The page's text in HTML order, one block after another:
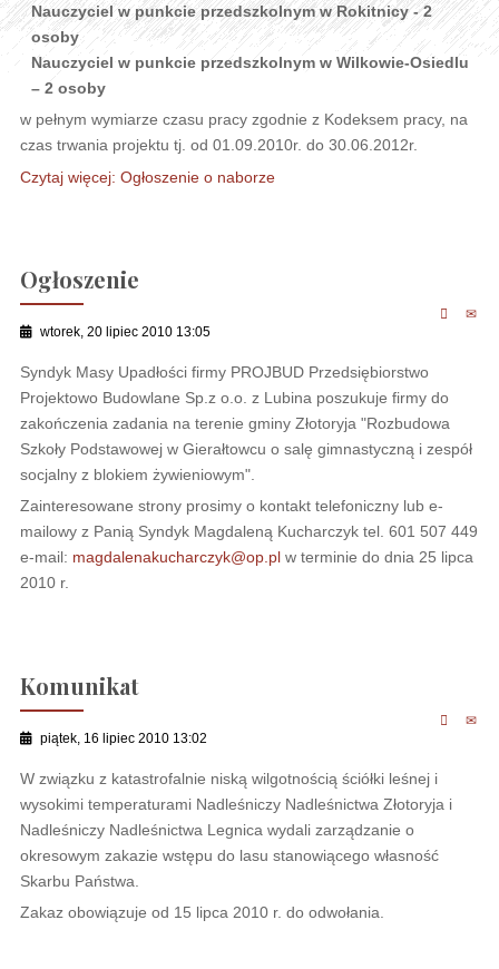
Nauczyciel w punkcie przedszkolnym w Rokitnicy - 2
osoby
Nauczyciel w punkcie przedszkolnym w Wilkowie-Osiedlu
– 2 osoby
w pełnym wymiarze czasu pracy zgodnie z Kodeksem pracy, na
czas trwania projektu tj. od 01.09.2010r. do 30.06.2012r.
Czytaj więcej: Ogłoszenie o naborze
Ogłoszenie
wtorek, 20 lipiec 2010 13:05
Syndyk Masy Upadłości firmy PROJBUD Przedsiębiorstwo
Projektowo Budowlane Sp.z o.o. z Lubina poszukuje firmy do
zakończenia zadania na terenie gminy Złotoryja "Rozbudowa
Szkoły Podstawowej w Gierałtowcu o salę gimnastyczną i zespół
socjalny z blokiem żywieniowym".
Zainteresowane strony prosimy o kontakt telefoniczny lub e-
mailowy z Panią Syndyk Magdaleną Kucharczyk tel. 601 507 449
e-mail: magdalenakucharczyk@op.plw terminie do dnia 25 lipca
2010 r.
Komunikat
piątek, 16 lipiec 2010 13:02
W związku z katastrofalnie niską wilgotnością ściółki leśnej i
wysokimi temperaturami Nadleśniczy Nadleśnictwa Złotoryja i
Nadleśniczy Nadleśnictwa Legnica wydali zarządzanie o
okresowym zakazie wstępu do lasu stanowiącego własność
Skarbu Państwa.
Zakaz obowiązuje od 15 lipca 2010 r. do odwołania.